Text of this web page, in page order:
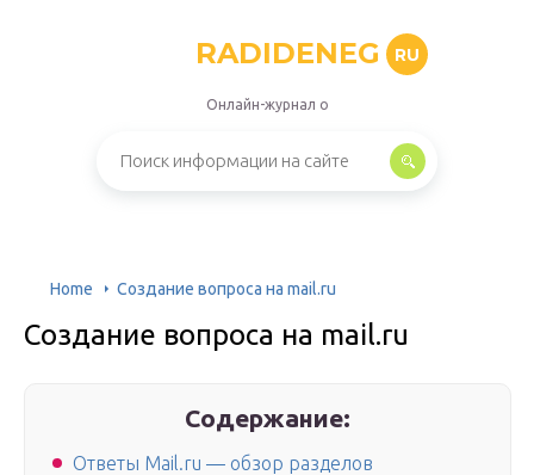
RADIDENEG RU
Онлайн-журнал о
Home Создание вопроса на mail.ru
Создание вопроса на mail.ru
Содержание:
Ответы Mail.ru — обзор разделов